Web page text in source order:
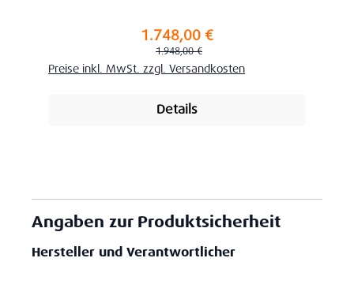
Verkaufspreis:1.748,00 €
Regulärer Preis:
1.948,00 €
Preise inkl. MwSt. zzgl. Versandkosten
Details
Angaben zur Produktsicherheit
Hersteller und Verantwortlicher